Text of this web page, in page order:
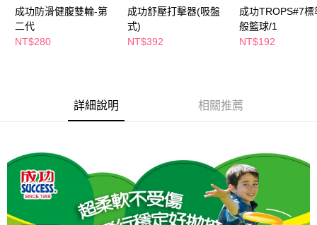
是否繳費成功／繳費後需取消欲退款等相關疑問，請聯繫「AFTEE先享後付
客戶支援中心」https://netprotections.freshdesk.com/support/home
【注意事項】
https://aftee.tw/terms/#terms3
３．未成年的使用者請事先徵得法定代理人或監護人之同意方可使用
４．使用「AFTEE先享後付」時，將依據個別帳號之用戶狀況，依本公司即
時審查核予不同之上限額度；若仍有額度不足之情形，本公司將視審查結果
請求用戶進行身份認證。
５．嚴禁一人註冊多個帳號或使用他人資訊註冊。若發現惡意使用之情形，
恩沛科技股份有限公司將有權停止該用戶之使用額度並採取法律行動。
每筆NT$65，滿NT$490(含以上)免運費
7-11取貨付款
每筆NT$65，滿NT$490(含以上)免運費
付款後寶雅門市自取(由倉庫統一出貨)
每筆NT$80，滿NT$290(含以上)免運費
成功防滑健腹雙輪-第
二代
NT$280
成功舒壓打擊器(吸盤
式)
NT$392
成功TROPS#7標
般籃球/1
NT$192
詳細說明 相關推薦